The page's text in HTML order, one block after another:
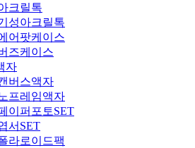
크릴톡
성아크릴톡
어팟케이스
즈케이스
자
버스액자
프레임액자
이퍼포토SET
서SET
라로이드팩